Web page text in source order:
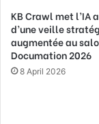
E
m
a
i
l
KB Crawl met l’IA
d’une veille
augmentée au
Documation 2026
8 April 2026